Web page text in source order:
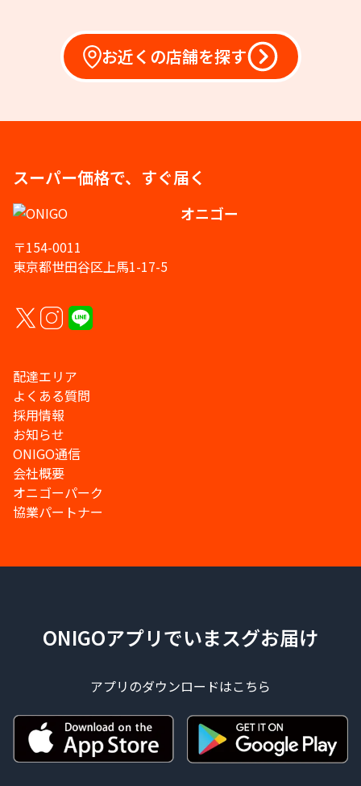
お近くの店舗を探す
スーパー価格で、すぐ届く
オニゴー
〒154-0011
東京都世田谷区上馬1-17-5
配達エリア
よくある質問
採用情報
お知らせ
ONIGO通信
会社概要
オニゴーパーク
協業パートナー
ONIGOアプリでいまスグお届け
アプリのダウンロードはこちら